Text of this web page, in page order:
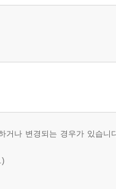
거나 변경되는 경우가 있습니